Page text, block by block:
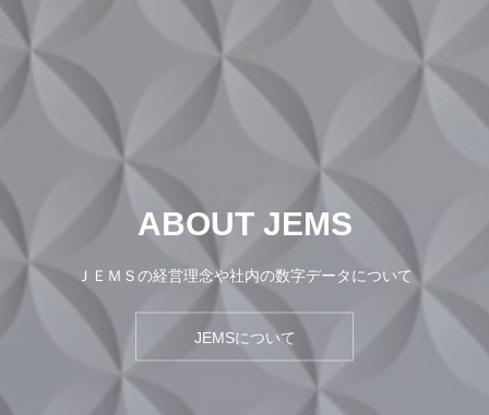
ABOUT JEMS
ＪＥＭＳの経営理念や社内の数字データについて
JEMSについて